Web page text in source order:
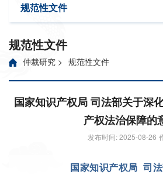
规范性文件
规范性文件
仲裁研究 > 规范性文件
国家知识产权局 司法部关于深
产权法治保障的
发布时间: 2025-08-26
国家知识产权局 司